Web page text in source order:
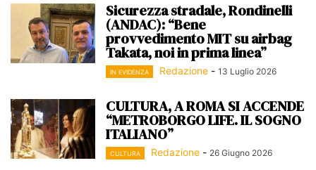
Sicurezza stradale, Rondinelli
(ANDAC): “Bene
provvedimento MIT su airbag
Takata, noi in prima linea”
IN EVIDENZA Redazione - 13 Luglio 2026
CULTURA, A ROMA SI ACCENDE
“METROBORGO LIFE. IL SOGNO
ITALIANO”
CULTURA Redazione - 26 Giugno 2026